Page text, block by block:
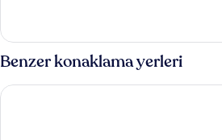
detay
Benzer konaklama yerleri
Ibersol Torremolinos Beach